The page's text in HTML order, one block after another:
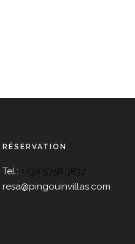
RÉSERVATION
Tel.: +230 5758 3837
resa@pingouinvillas.com